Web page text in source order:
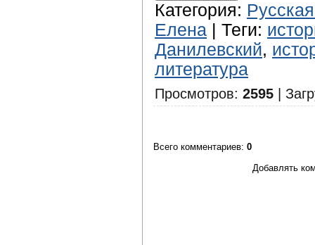
Категория:
Елена
Теги:
Данилевский,
литература
Просмотров: 2595
Всего комментариев: 0
Добавлять